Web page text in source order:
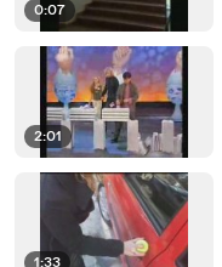
0:07
2:01